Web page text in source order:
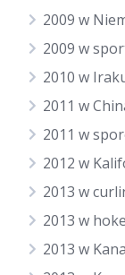
2009 w
2009 w
2010 w
2011 w
2011 w
2012 w
2013 w
2013 w
2013 w